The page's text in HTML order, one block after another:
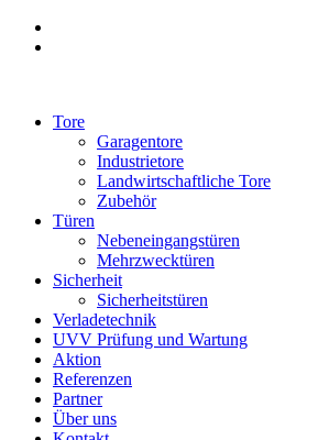
Tore
Garagentore
Industrietore
Landwirtschaftliche Tore
Zubehör
Türen
Nebeneingangstüren
Mehrzwecktüren
Sicherheit
Sicherheitstüren
Verladetechnik
UVV Prüfung und Wartung
Aktion
Referenzen
Partner
Über uns